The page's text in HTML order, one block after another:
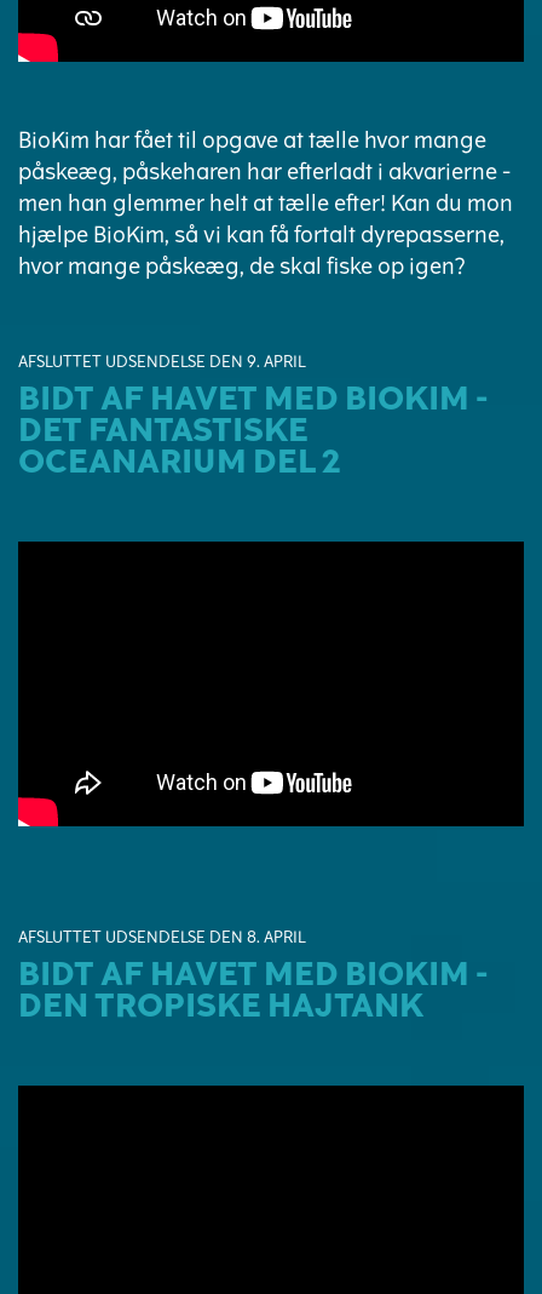
BioKim har fået til opgave at tælle hvor mange
påskeæg, påskeharen har efterladt i akvarierne -
men han glemmer helt at tælle efter! Kan du mon
hjælpe BioKim, så vi kan få fortalt dyrepasserne,
hvor mange påskeæg, de skal fiske op igen?
AFSLUTTET UDSENDELSE DEN 9. APRIL
BIDT AF HAVET MED BIOKIM -
DET FANTASTISKE
OCEANARIUM DEL 2
AFSLUTTET UDSENDELSE DEN 8. APRIL
BIDT AF HAVET MED BIOKIM -
DEN TROPISKE HAJTANK